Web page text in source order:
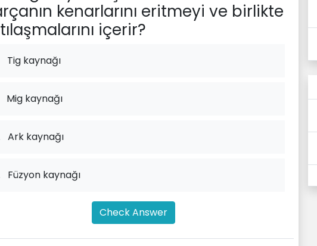
kenarlarını eritmeyi ve birlikte
içerir?
Tig kaynağı
Mig kaynağı
Ark kaynağı
Füzyon kaynağı
Check Answer